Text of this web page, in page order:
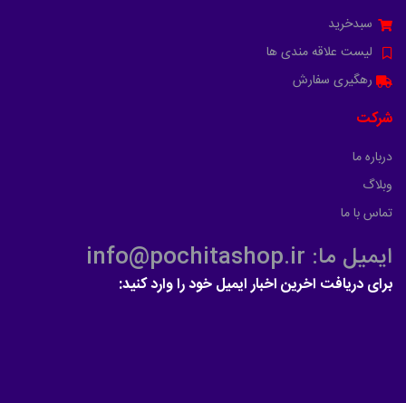
سبدخرید
لیست علاقه مندی ها
رهگیری سفارش
شرکت
درباره ما
وبلاگ
تماس با ما
ایمیل ما: info@pochitashop.ir
برای دریافت اخرین اخبار ایمیل خود را وارد کنید: